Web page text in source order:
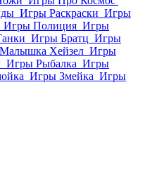
Игры Раскраски Игры
Игры Полиция Игры
Игры Братц Игры
Хейзел Игры
Игры Рыбалка Игры
Игры Змейка Игры